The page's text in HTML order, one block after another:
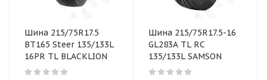
Шина 215/75R17.5
BТ165 Steer 135/133L
16PR TL BLACKLION
Шина 215/75R17.5-16
GL283A TL RC
135/133L SAMSON